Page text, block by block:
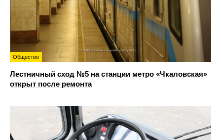
Общество
Лестничный сход №5 на станции метро «Чкаловская»
открыт после ремонта